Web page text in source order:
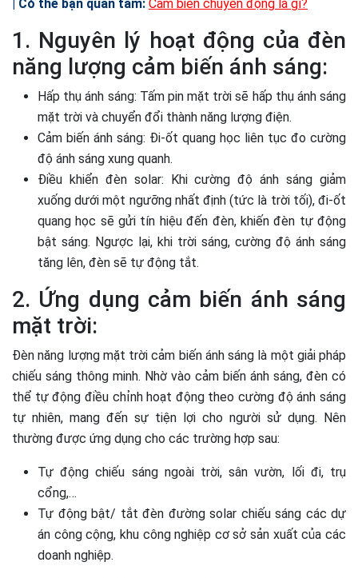
| Có thể bạn quan tâm: Cảm biến chuyển động là gì?
1. Nguyên lý hoạt động của đèn
năng lượng cảm biến ánh sáng:
Hấp thụ ánh sáng: Tấm pin mặt trời sẽ hấp thụ ánh sáng
mặt trời và chuyển đổi thành năng lượng điện.
Cảm biến ánh sáng: Đi-ốt quang học liên tục đo cường
độ ánh sáng xung quanh.
Điều khiển đèn solar: Khi cường độ ánh sáng giảm
xuống dưới một ngưỡng nhất định (tức là trời tối), đi-ốt
quang học sẽ gửi tín hiệu đến đèn, khiến đèn tự động
bật sáng. Ngược lại, khi trời sáng, cường độ ánh sáng
tăng lên, đèn sẽ tự động tắt.
2. Ứng dụng cảm biến ánh sáng
mặt trời:
Đèn năng lượng mặt trời cảm biến ánh sáng là một giải pháp
chiếu sáng thông minh. Nhờ vào cảm biến ánh sáng, đèn có
thể tự động điều chỉnh hoạt động theo cường độ ánh sáng
tự nhiên, mang đến sự tiện lợi cho người sử dụng. Nên
thường được ứng dụng cho các trường hợp sau:
Tự động chiếu sáng ngoài trời, sân vườn, lối đi, trụ
cổng,…
Tự động bật/ tắt đèn đường solar chiếu sáng các dự
án công cộng, khu công nghiệp cơ sở sản xuất của các
doanh nghiệp.